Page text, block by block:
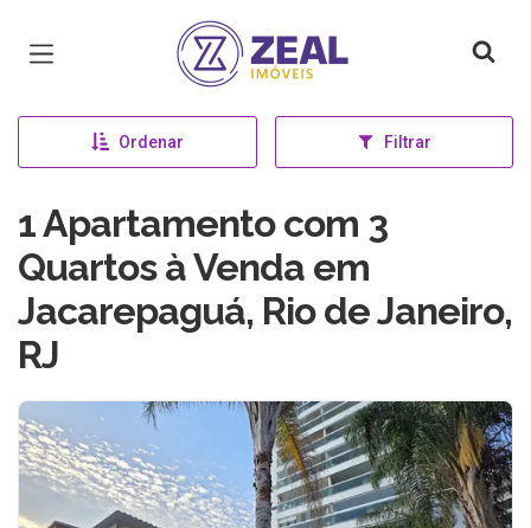
Página inicial
Ordenar Filtrar
1 Apartamento com 3
Quartos à Venda em
Jacarepaguá, Rio de Janeiro,
RJ